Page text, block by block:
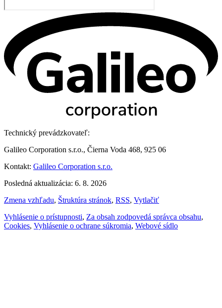
Technický prevádzkovateľ:
Galileo Corporation s.r.o., Čierna Voda 468, 925 06
Kontakt: Galileo Corporation s.r.o.
Posledná aktualizácia: 6. 8. 2026
Zmena vzhľadu, Štruktúra stránok, RSS, Vytlačiť
Vyhlásenie o prístupnosti, Za obsah zodpovedá správca obsahu,
Cookies, Vyhlásenie o ochrane súkromia, Webové sídlo